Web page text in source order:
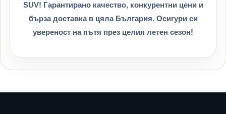
SUV! Гарантирано качество, конкурентни цени и
бърза доставка в цяла България. Осигури си
увереност на пътя през целия летен сезон!